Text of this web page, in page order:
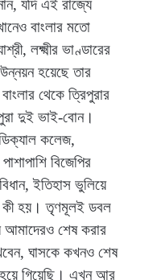
যদি এই রাজ্যে
বাংলার মতো
লক্ষ্মীর ভাণ্ডারের
হয়েছে তার
থেকে ত্রিপুরার
দুই ভাই-বোন।
কলেজ,
বিজেপির
ইতিহাস ভুলিয়ে
কী হয়। তৃণমূলই ডবল
আমাদেরও শেষ করার
ঘাসকে কখনও শেষ
গিয়েছি। এখন আর